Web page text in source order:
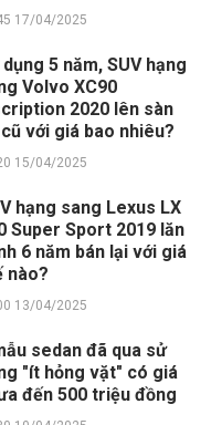
17/04/2025
5 năm, SUV hạng
Volvo XC90
2020 lên sàn
với giá bao nhiêu?
15/04/2025
hạng sang Lexus LX
Super Sport 2019 lăn
6 năm bán lại với giá
nào?
13/04/2025
sedan đã qua sử
"ít hỏng vặt" có giá
đến 500 triệu đồng